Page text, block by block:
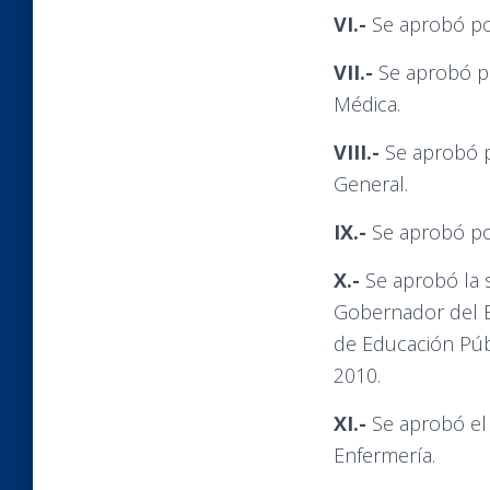
VI.- Se aprobó
VII.- Se aprobó
Médica.
VIII.- Se aprobó
General.
IX.- Se aprobó
X.- Se aprobó la
Gobernador del
de Educación
2010.
XI.- Se aprobó
Enfermería.